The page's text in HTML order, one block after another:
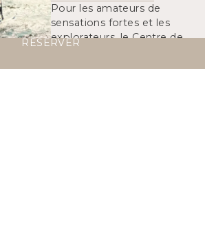
Pour les amateurs de
sensations fortes et les
explorateurs, le Centre de
un large éventail
RÉSERVER